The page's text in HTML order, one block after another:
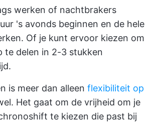
werken of nachtbrakers
's avonds beginnen en de hele
Of je kunt ervoor kiezen om
te delen in 2-3 stukken
is meer dan alleen flexibiliteit op
Het gaat om de vrijheid om je
te kiezen die past bij